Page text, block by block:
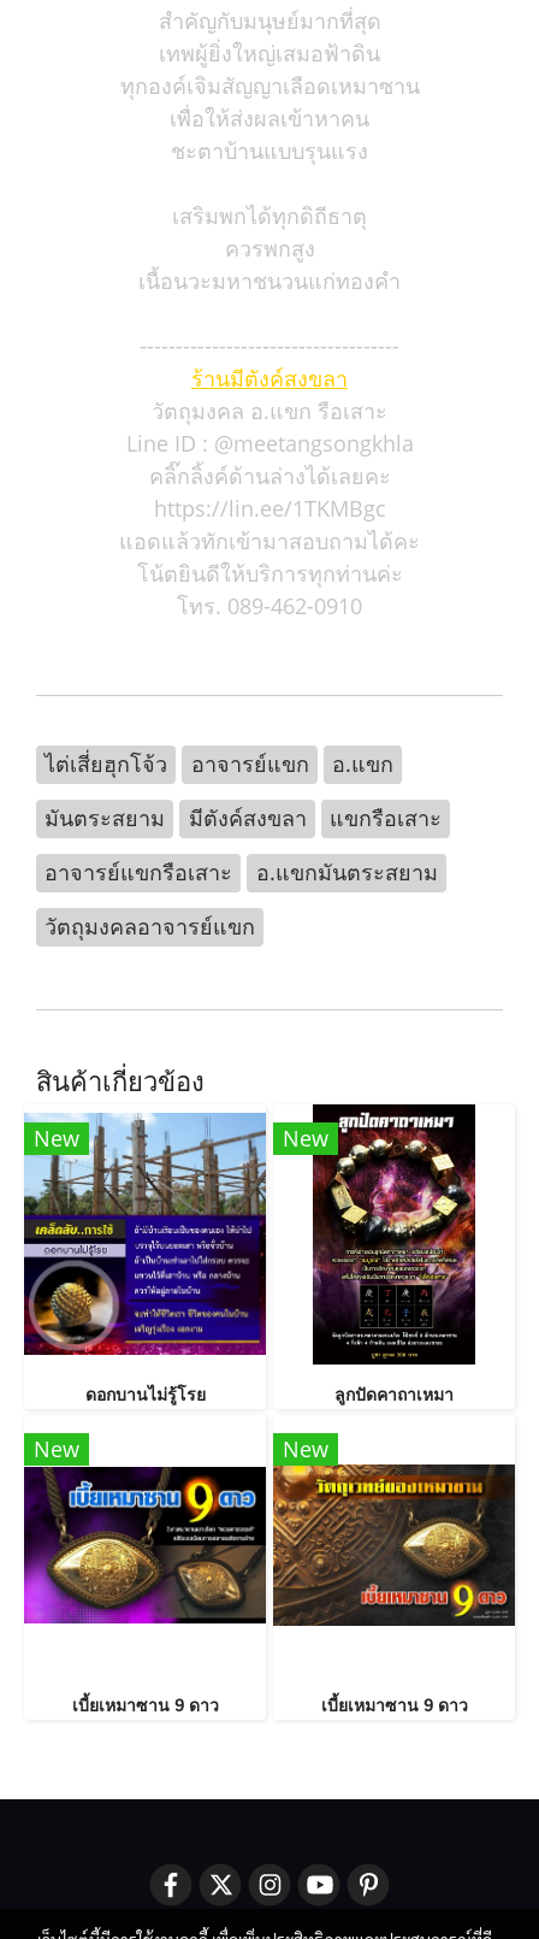
สำคัญกับมนุษย์มากที่สุด
เทพผู้ยิ่งใหญ่เสมอฟ้าดิน
ทุกองค์เจิมสัญญาเลือดเหมาซาน
เพื่อให้ส่งผลเข้าหาคน
ชะตาบ้านแบบรุนแรง
เสริมพกได้ทุกดิถีธาตุ
ควรพกสูง
เนื้อนวะมหาชนวนแก่ทองคำ
------------------------------------
ร้านมีตังค์สงขลา
วัตถุมงคล อ.แขก รือเสาะ
Line ID : @meetangsongkhla
คลิ๊กลิ้งค์ด้านล่างได้เลยคะ
https://lin.ee/1TKMBgc
แอดแล้วทักเข้ามาสอบถามได้คะ
โน้ตยินดีให้บริการทุกท่านค่ะ
โทร. 089-462-0910
ไต่เสี่ยฮุกโจ้ว อาจารย์แขก
อ.แขก
มันตระสยาม
มีตังค์สงขลา
แขกรือเสาะ
อาจารย์แขกรือเสาะ
อ.แขกมันตระสยาม
วัตถุมงคลอาจารย์แขก
สินค้าเกี่ยวข้อง
New
ดอกบานไม่รู้โรย
New
ลูกปัดคาถาเหมา
New
เบี้ยเหมาซาน 9 ดาว
New
เบี้ยเหมาซาน 9 ดาว